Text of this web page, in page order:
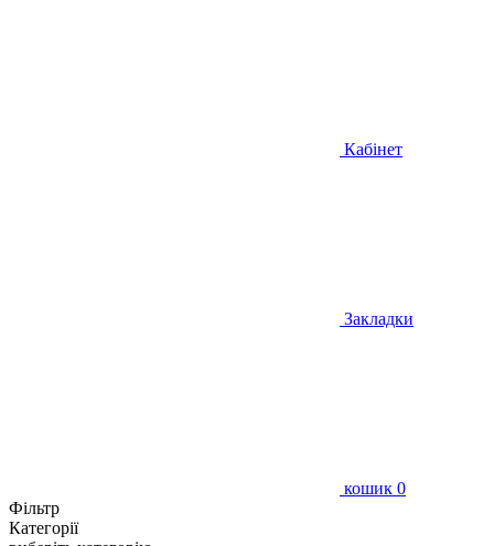
Кабінет
Закладки
кошик 0
Фільтр
Категорії